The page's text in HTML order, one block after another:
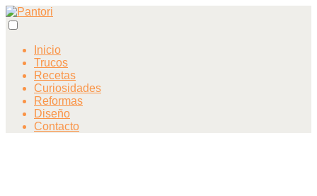
Inicio
Trucos
Recetas
Curiosidades
Reformas
Diseño
Contacto